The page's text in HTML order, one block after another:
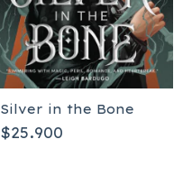
Silver in the Bone
$25.900